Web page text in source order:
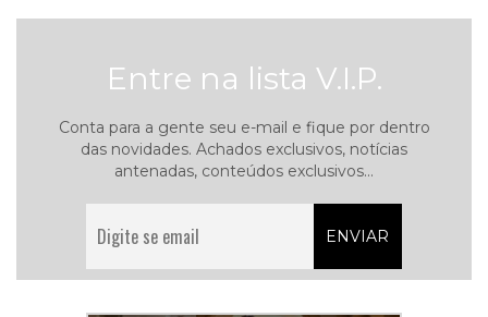
Entre na lista V.I.P.
Conta para a gente seu e-mail e fique por dentro
das novidades. Achados exclusivos, notícias
antenadas, conteúdos exclusivos...